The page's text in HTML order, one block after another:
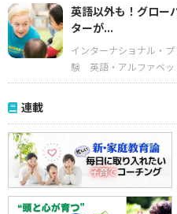
英語以外も！グロー
ターが...
インターナショナル・
験
英語・アルファベッ
連載